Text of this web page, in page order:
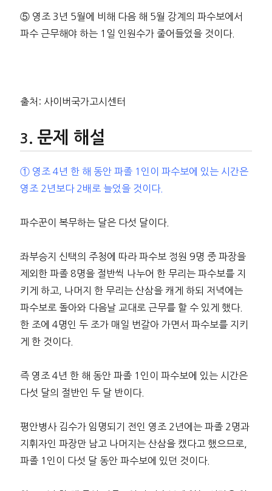
⑤ 영조 3년 5월에 비해 다음 해 5월 강계의 파수보에서
파수 근무해야 하는 1일 인원수가 줄어들었을 것이다.
출처: 사이버국가고시센터
문제 해설
① 영조 4년 한 해 동안 파졸 1인이 파수보에 있는 시간은
영조 2년보다 2배로 늘었을 것이다.
파수꾼이 복무하는 달은 다섯 달이다.
좌부승지 신택의 주청에 따라 파수보 정원 9명 중 파장을
제외한 파졸 8명을 절반씩 나누어 한 무리는 파수보를 지
키게 하고, 나머지 한 무리는 산삼을 캐게 하되 저녁에는
파수보로 돌아와 다음날 교대로 근무를 할 수 있게 했다.
한 조에 4명인 두 조가 매일 번갈아 가면서 파수보를 지키
게 한 것이다.
즉 영조 4년 한 해 동안 파졸 1인이 파수보에 있는 시간은
다섯 달의 절반인 두 달 반이다.
평안병사 김수가 임명되기 전인 영조 2년에는 파졸 2명과
지휘자인 파장만 남고 나머지는 산삼을 캤다고 했으므로,
파졸 1인이 다섯 달 동안 파수보에 있던 것이다.